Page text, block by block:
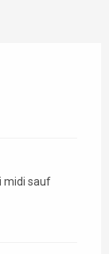
midi sauf